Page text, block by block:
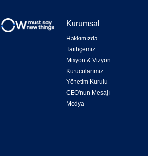
Kurumsal
Hakkımızda
Tarihçemiz
Misyon & Vizyon
Kurucularımız
Yönetim Kurulu
CEO'nun Mesajı
Medya